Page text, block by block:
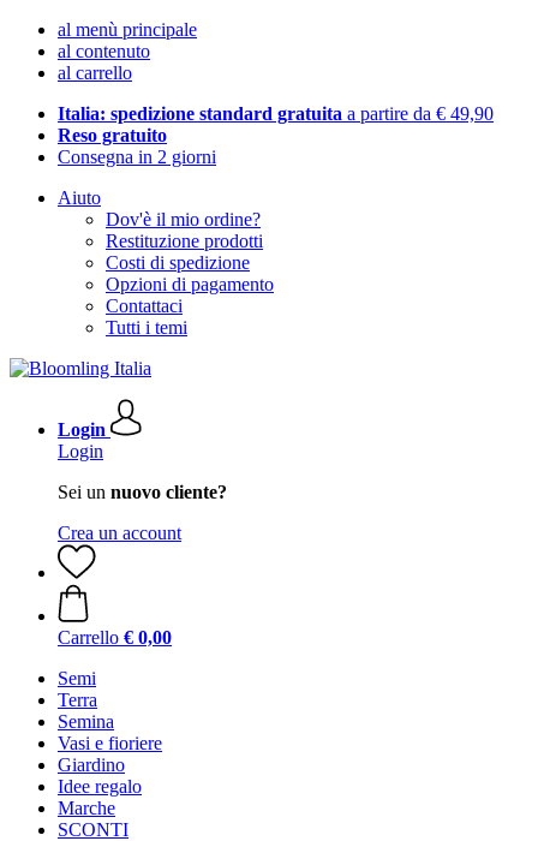
al menù principale
al contenuto
al carrello
Italia: spedizione standard gratuita a partire da € 49,90
Reso gratuito
Consegna in 2 giorni
Aiuto
Dov'è il mio ordine?
Restituzione prodotti
Costi di spedizione
Opzioni di pagamento
Contattaci
Tutti i temi
Login
Login
Sei un nuovo cliente?
Crea un account
Carrello € 0,00
Semi
Terra
Semina
Vasi e fioriere
Giardino
Idee regalo
Marche
SCONTI